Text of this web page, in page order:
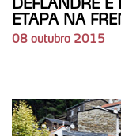
ETAPA NA
08 outubro 2015